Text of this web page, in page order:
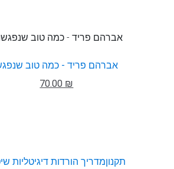
אברהם פריד - כמה טוב
70.00 ₪
תקנוןמדריך הורדות דיגיטליות